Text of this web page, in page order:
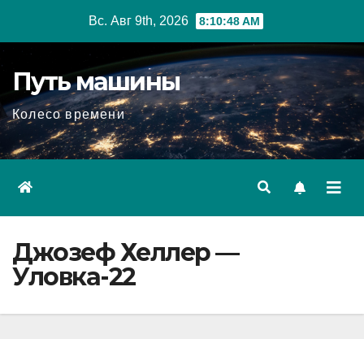
Вс. Авг 9th, 2026 8:10:49 AM
Путь машины
Колесо времени
Джозеф Хеллер —
Уловка-22